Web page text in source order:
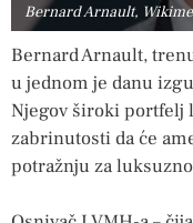
Bernard Arnault,
Bernard Arnault,
u jednom je danu
Njegov široki portfelj
zabrinutosti da će
potražnju za